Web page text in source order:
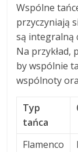
Wspólne
przyczyniają
są integralną
Na przykład,
by wspólnie
wspólnoty
Typ
tańca
Flamenco